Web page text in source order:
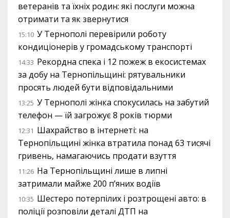
ветеранів та їхніх родин: які послуги можна
отримати та як звернутися
15:10 У Тернополі перевірили роботу
кондиціонерів у громадському транспорті
14:33 Рекордна спека і 12 пожеж в екосистемах
за добу на Тернопільщині: рятувальники
просять людей бути відповідальними
13:25 У Тернополі жінка спокусилась на забутий
телефон — їй загрожує 8 років тюрми
12:31 Шахрайство в інтернеті: на
Тернопільщині жінка втратила понад 63 тисячі
гривень, намагаючись продати взуття
11:26 На Тернопільщині лише в липні
затримали майже 200 п’яних водіїв
10:35 Шестеро потерпілих і розтрощені авто: в
поліції розповіли деталі ДТП на